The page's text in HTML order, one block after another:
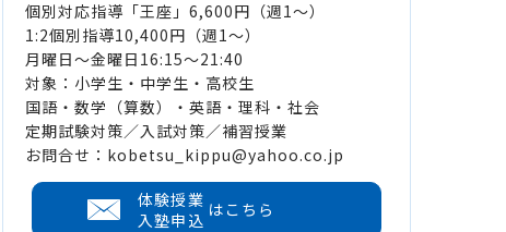
個別対応指導「王座」6,600円（週1～）
1:2個別指導10,400円（週1～）
月曜日～金曜日16:15～21:40
対象：小学生・中学生・高校生
国語・数学（算数）・英語・理科・社会
定期試験対策／入試対策／補習授業
お問合せ：kobetsu_kippu@yahoo.co.jp
体験授業
入塾申込 はこちら